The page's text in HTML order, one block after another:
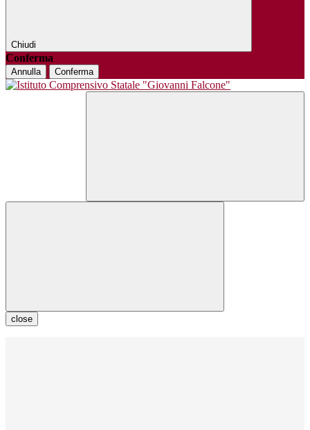
Chiudi
Conferma
Annulla Conferma
close